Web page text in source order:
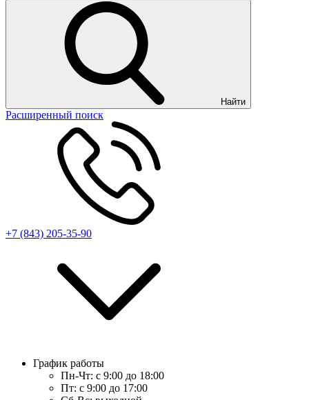
Найти
Расширенный поиск
+7 (843) 205-35-90
График работы
Пн-Чт: с 9:00 до 18:00
Пт: с 9:00 до 17:00